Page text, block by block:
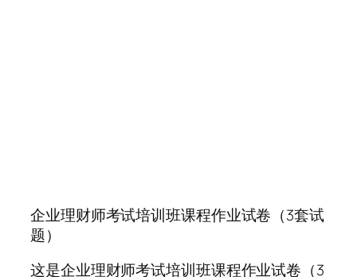
企业理财师考试培训班课程作业试卷（3套试
题）
这是企业理财师考试培训班课程作业试卷（3